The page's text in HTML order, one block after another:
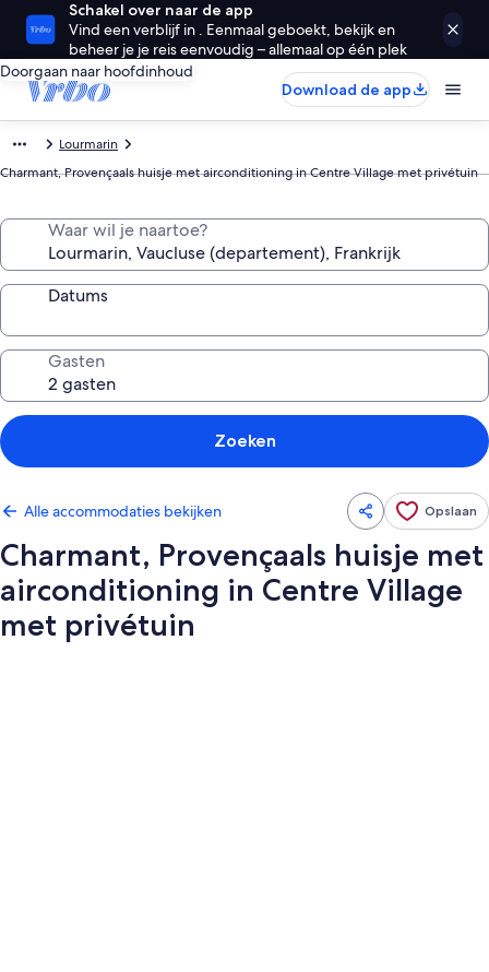
Schakel over naar de app
Vind een verblijf in . Eenmaal geboekt, bekijk en
beheer je je reis eenvoudig – allemaal op één plek
Doorgaan naar hoofdinhoud
Download de app
Lourmarin
Charmant, Provençaals huisje met airconditioning in Centre Village met privétuin
Waar wil je naartoe?
Datums
Gasten
Zoeken
Alle accommodaties bekijken Opslaan
Charmant, Provençaals huisje met
airconditioning in Centre Village
met privétuin